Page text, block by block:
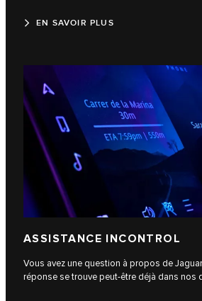
EN SAVOIR PLUS
ASSISTANCE INCONTROL
Vous avez une question à propos de
réponse se trouve peut-être déjà dans nos